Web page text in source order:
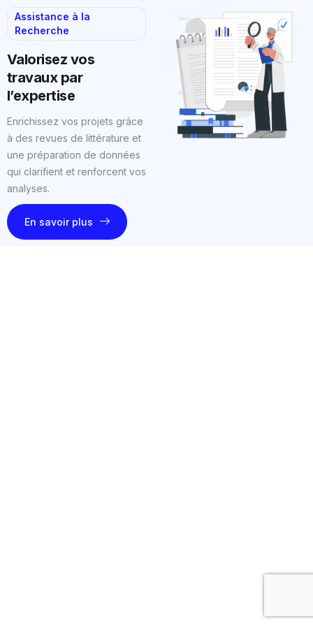
Assistance à la
Recherche
Valorisez vos
travaux par
l’expertise
Enrichissez vos projets grâce
à des revues de littérature et
une préparation de données
qui clarifient et renforcent vos
analyses.
En savoir plus